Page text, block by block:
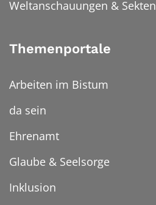
Weltanschauungen & Sekten
Themenportale
Arbeiten im Bistum
da sein
Ehrenamt
Glaube & Seelsorge
Inklusion